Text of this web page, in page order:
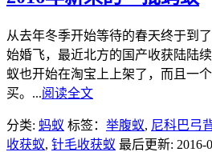
从去年冬季开始等待的春天终于到
始婚飞，最近北方的国产收获陆陆
蚁也开始在淘宝上上架了，而且一
买。...阅读全文
分类: 蚂蚁 标签： 举腹蚁, 尼科巴弓
收获蚁, 针毛收获蚁 最后更新: 2016-